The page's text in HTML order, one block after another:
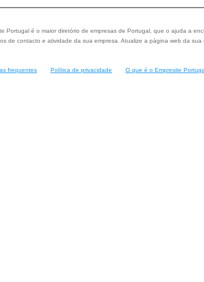
Portugal é o maior diretório de empresas de Portugal, que o ajuda a
de contacto e atividade da sua empresa. Atualize a página web da
frequentes Política de privacidade O que é o Empresite